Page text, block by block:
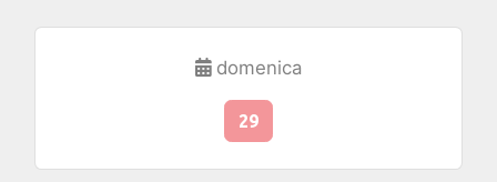
domenica
29